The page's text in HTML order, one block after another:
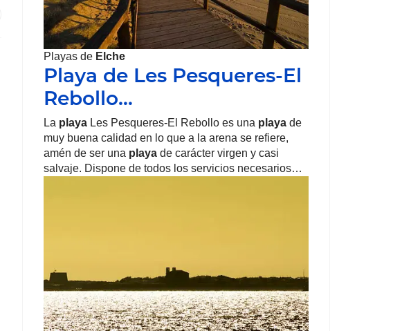
Playas de Elche
Playa de Les Pesqueres-El
Rebollo…
La playa Les Pesqueres-El Rebollo es una playa de
muy buena calidad en lo que a la arena se refiere,
amén de ser una playa de carácter virgen y casi
salvaje. Dispone de todos los servicios necesarios…